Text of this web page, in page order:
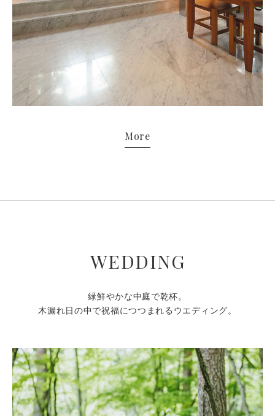
More
WEDDING
緑鮮やかな中庭で乾杯。
木漏れ日の中で祝福につつまれるウエディング。